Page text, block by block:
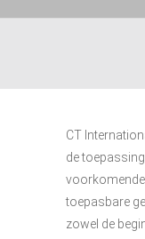
CT
de
voorkomende
toepasbare
zowel de